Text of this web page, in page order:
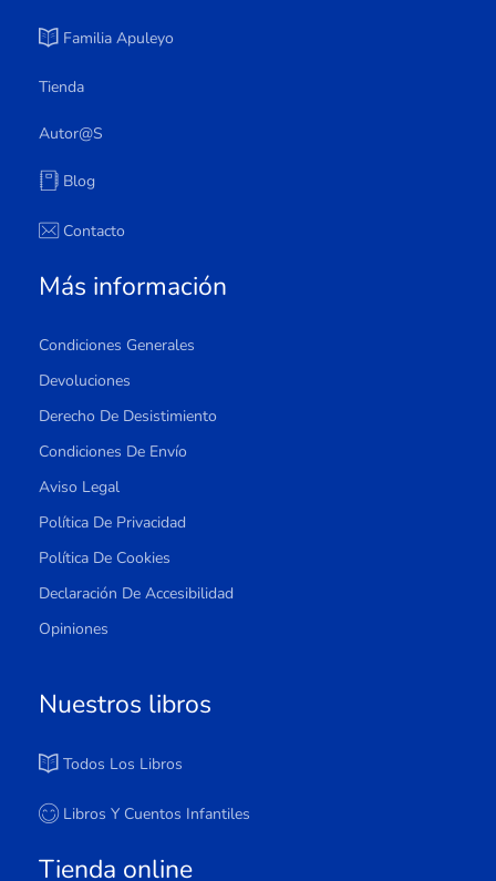
Familia Apuleyo
Tienda
Autor@s
Blog
Contacto
Más información
Condiciones Generales
Devoluciones
Derecho De Desistimiento
Condiciones De Envío
Aviso Legal
Política De Privacidad
Política De Cookies
Declaración De Accesibilidad
Opiniones
Nuestros libros
Todos Los Libros
Libros Y Cuentos Infantiles
Tienda online